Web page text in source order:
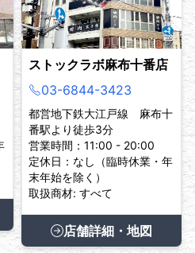
ストックラボ麻布十番店
03-6844-3423
都営地下鉄大江戸線 麻布十
番駅より徒歩3分
営業時間：11:00 - 20:00
定休日：なし（臨時休業・年
末年始を除く）
取扱商材: すべて
店舗詳細・地図